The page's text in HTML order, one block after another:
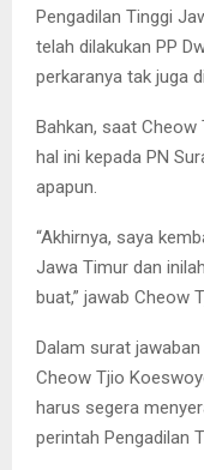
Pengadilan Tinggi
telah dilakukan PP
perkaranya tak juga
Bahkan, saat
hal ini kepada PN
apapun.
“Akhirnya, saya
Jawa Timur dan
buat,” jawab Cheow
Dalam surat
Cheow Tjio
harus segera
perintah Pengadilan